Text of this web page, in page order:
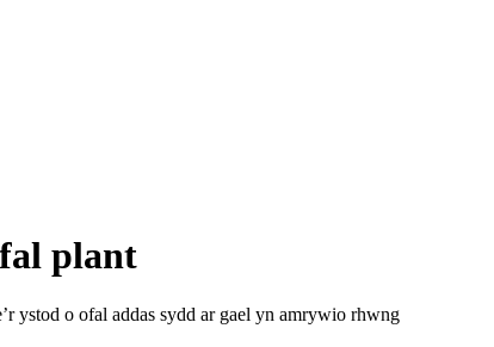
plant
ystod o ofal addas sydd ar gael yn amrywio rhwng